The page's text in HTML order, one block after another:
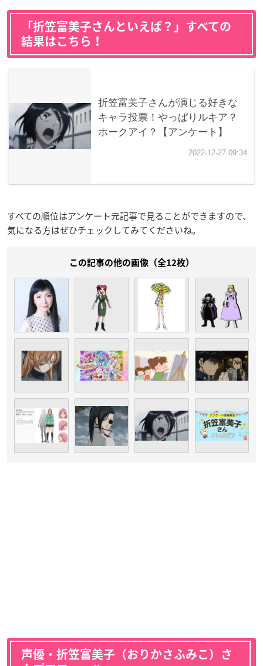
「折笠富美子さんといえば？」すべての
結果はこちら！
すべての順位はアンケート元記事で見ることができますので、
気になる方はぜひチェックしてみてくださいね。
この記事の他の画像（全12枚）
声優・折笠富美子（おりかさふみこ）さ